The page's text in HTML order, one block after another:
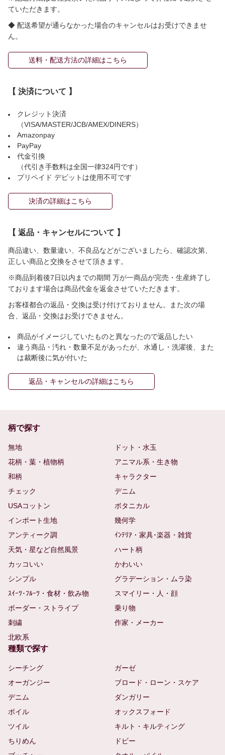
ていただきます。
◆ 配送希望が通らなかった場合のキャンセルはお受けできませ
ん。
送料・配送方法の詳細はこちら
【 決済について 】
クレジット決済
（VISA/MASTER/JCB/AMEX/DINERS）
Amazonpay
PayPay
代金引換
（代引き手数料は全国一律324円です）
プリペイド デビットは使用不可です
決済の詳細はこちら
【 返品・キャンセルについて 】
商品違い、数量違い、不良品などがございましたら、確認次第、
正しい商品と交換をさせて頂きます。
※商品到着後7日以内までの期間 万が一商品が完売・生産終了し
ております場合は商品代金を返金させていただきます。
お客様都合の返品・交換は受け付けておりません。また次の場
合、返品・交換はお受けできません。
商品がイメージしていたものと異なったので返品したい
違う商品・汚れ・数量不足があったが、水通し・洗濯後、また
は裁断後に気が付いた
返品・キャンセルの詳細はこちら
柄で探す
無地
ドット・水玉
花柄・葉・植物柄
アニマル系・生き物
和柄
キャラクター
チェック
デニム
USAコットン
ボタニカル
インポート生地
幾何学
アンティーク調
ｲﾝﾃﾘｱ・家具･楽器・雑貨
天気・星など自然風景
ハート柄
カッコいい
かわいい
シンプル
グラデーション・ムラ染
ｽｲｰﾂ･ﾌﾙｰﾂ・食材・飲み物
スマイリー・人・顔
ボーダー・ストライプ
乗り物
刺繍
作家・メーカー
北欧系
種類で探す
シーチング
ガーゼ
オーガンジー
ブロード・ローン・スケア
デニム
ダンガリー
ボイル
オックスフォード
ツイル
キルト・キルティング
ちりめん
ドビー